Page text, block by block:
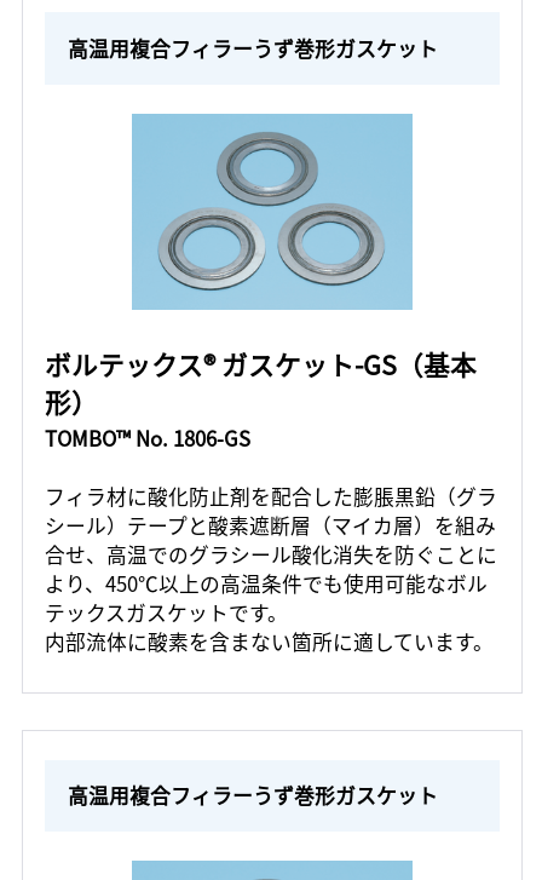
高温用複合フィラーうず巻形ガスケット
ボルテックス® ガスケット-GS（基本
形）
TOMBO™ No. 1806-GS
フィラ材に酸化防止剤を配合した膨脹黒鉛（グラ
シール）テープと酸素遮断層（マイカ層）を組み
合せ、高温でのグラシール酸化消失を防ぐことに
より、450℃以上の高温条件でも使用可能なボル
テックスガスケットです。
内部流体に酸素を含まない箇所に適しています。
高温用複合フィラーうず巻形ガスケット